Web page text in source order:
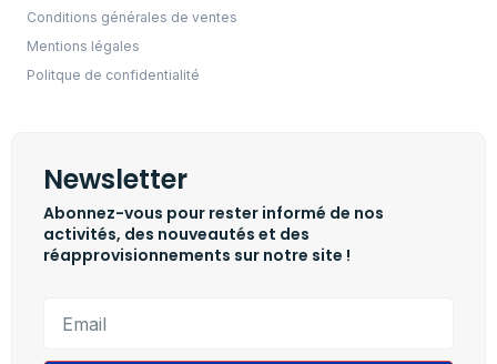
Conditions générales de ventes
Mentions légales
Politque de confidentialité
Newsletter
Abonnez-vous pour rester informé de nos
activités, des nouveautés et des
réapprovisionnements sur notre site !